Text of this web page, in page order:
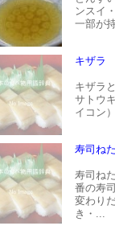
ンスイ
一部が
キザラ
キザラ
サトウ
イコン
寿司ね
寿司ね
番の寿
変わり
き・...